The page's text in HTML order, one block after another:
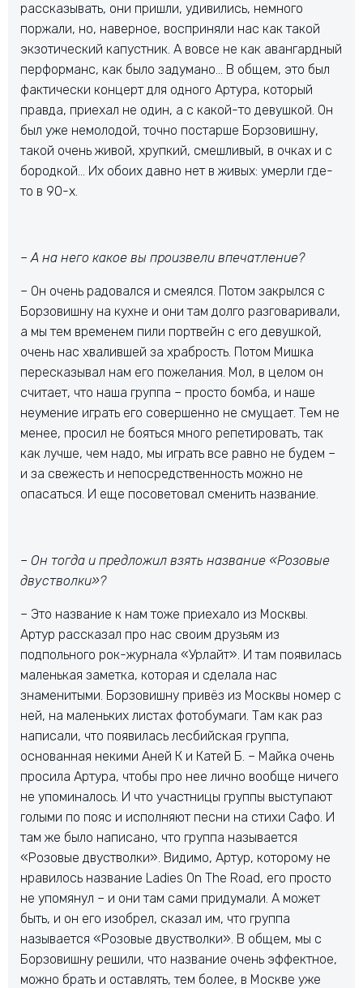
рассказывать, они пришли, удивились, немного
поржали, но, наверное, восприняли нас как такой
экзотический капустник. А вовсе не как авангардный
перформанс, как было задумано… В общем, это был
фактически концерт для одного Артура, который
правда, приехал не один, а с какой-то девушкой. Он
был уже немолодой, точно постарше Борзовишну,
такой очень живой, хрупкий, смешливый, в очках и с
бородкой… Их обоих давно нет в живых: умерли где-
то в 90-х.
– А на него какое вы произвели впечатление?
– Он очень радовался и смеялся. Потом закрылся с
Борзовишну на кухне и они там долго разговаривали,
а мы тем временем пили портвейн с его девушкой,
очень нас хвалившей за храбрость. Потом Мишка
пересказывал нам его пожелания. Мол, в целом он
считает, что наша группа – просто бомба, и наше
неумение играть его совершенно не смущает. Тем не
менее, просил не бояться много репетировать, так
как лучше, чем надо, мы играть все равно не будем –
и за свежесть и непосредственность можно не
опасаться. И еще посоветовал сменить название.
– Он тогда и предложил взять название «Розовые
двустволки»?
– Это название к нам тоже приехало из Москвы.
Артур рассказал про нас своим друзьям из
подпольного рок-журнала «Урлайт». И там появилась
маленькая заметка, которая и сделала нас
знаменитыми. Борзовишну привёз из Москвы номер с
ней, на маленьких листах фотобумаги. Там как раз
написали, что появилась лесбийская группа,
основанная некими Аней К и Катей Б. – Майка очень
просила Артура, чтобы про нее лично вообще ничего
не упоминалось. И что участницы группы выступают
голыми по пояс и исполняют песни на стихи Сафо. И
там же было написано, что группа называется
«Розовые двустволки». Видимо, Артур, которому не
нравилось название Ladies On The Road, его просто
не упомянул – и они там сами придумали. А может
быть, и он его изобрел, сказал им, что группа
называется «Розовые двустволки». В общем, мы с
Борзовишну решили, что название очень эффектное,
можно брать и оставлять, тем более, в Москве уже